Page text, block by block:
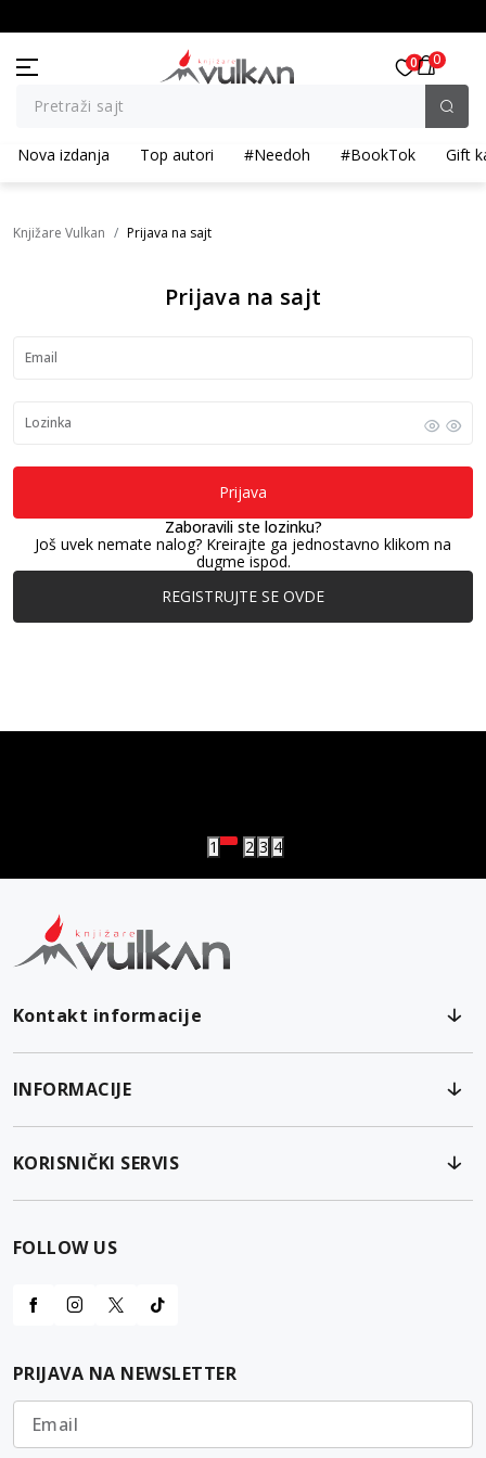
Pretraži sajt
0 0
Nova izdanja Top autori #Needoh #BookTok Gift
Knjižare Vulkan Prijava na sajt
Prijava na sajt
Email
Lozinka
Prijava
Zaboravili ste lozinku?
Još uvek nemate nalog? Kreirajte ga jednostavno klikom na
dugme ispod.
REGISTRUJTE SE OVDE
1 2 3 4
Kontakt informacije
INFORMACIJE
KORISNIČKI SERVIS
FOLLOW US
PRIJAVA NA NEWSLETTER
Email